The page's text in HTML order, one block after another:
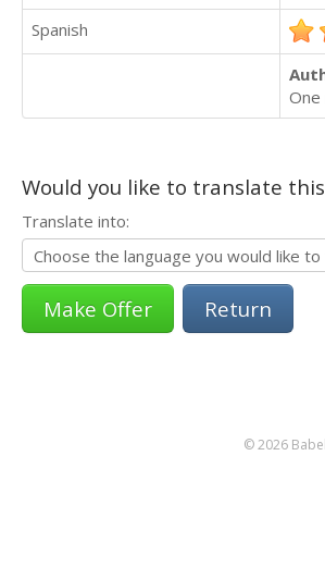
Spanish
Would you like to translate
Translate into:
Return
© 2026